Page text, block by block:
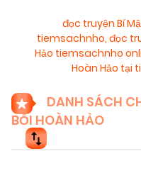
đọc truyện Bí
tiemsachnho, đọc
Hảo tiemsachnho
Hoàn Hảo tại
DANH SÁCH
BỐI HOÀN HẢO